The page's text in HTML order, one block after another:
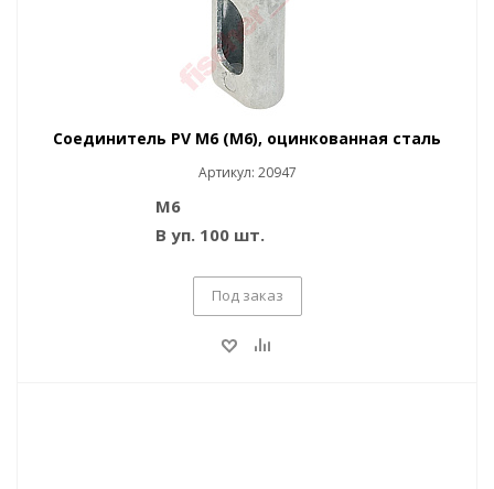
Соединитель PV M6 (M6), оцинкованная сталь
Артикул: 20947
M6
В уп. 100 шт.
Под заказ